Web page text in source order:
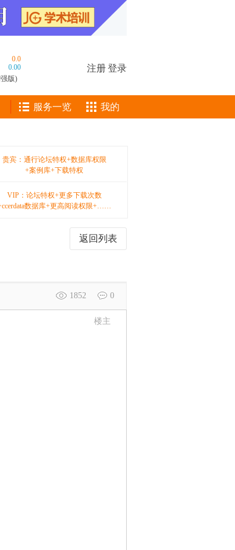
0.0
0.00
版)
注册登录
服务一览 我的
贵宾：通行论坛特权+数据库权限
+案例库+下载特权
VIP：论坛特权+更多下载次数
数据库+更高阅读权限+……
返回列表
1852 0
楼主